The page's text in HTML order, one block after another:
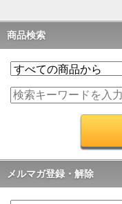
商品検索
メルマガ登録・解除